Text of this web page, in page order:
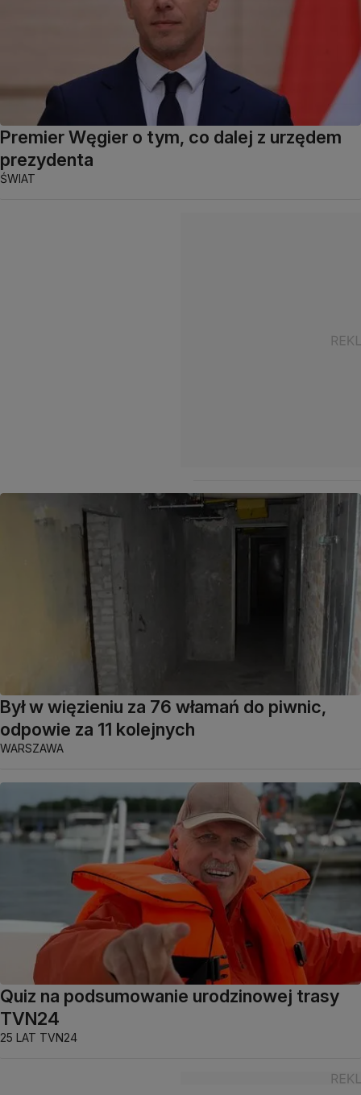
Premier Węgier o tym, co dalej z urzędem
prezydenta
ŚWIAT
Był w więzieniu za 76 włamań do piwnic,
odpowie za 11 kolejnych
WARSZAWA
Quiz na podsumowanie urodzinowej trasy
TVN24
25 LAT TVN24